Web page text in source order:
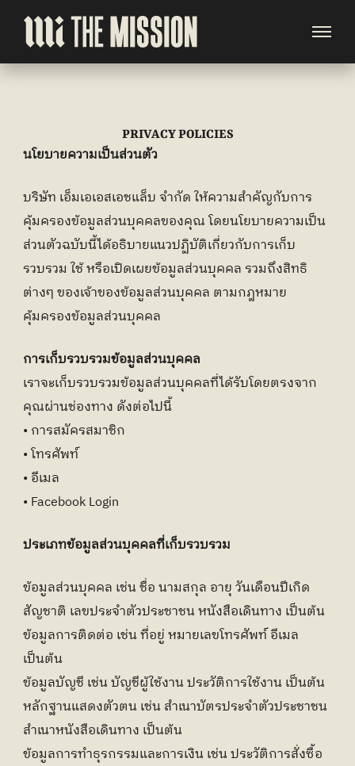
PRIVACY POLICIES
นโยบายความเป็นส่วนตัว
บริษัท เอ็มเอเอสเอชแล็บ จำกัด ให้ความสำคัญกับการ
คุ้มครองข้อมูลส่วนบุคคลของคุณ โดยนโยบายความเป็น
ส่วนตัวฉบับนี้ได้อธิบายแนวปฏิบัติเกี่ยวกับการเก็บ
รวบรวม ใช้ หรือเปิดเผยข้อมูลส่วนบุคคล รวมถึงสิทธิ
ต่างๆ ของเจ้าของข้อมูลส่วนบุคคล ตามกฎหมาย
คุ้มครองข้อมูลส่วนบุคคล
การเก็บรวบรวมข้อมูลส่วนบุคคล
เราจะเก็บรวบรวมข้อมูลส่วนบุคคลที่ได้รับโดยตรงจาก
คุณผ่านช่องทาง ดังต่อไปนี้
• การสมัครสมาชิก
• โทรศัพท์
• อีเมล
• Facebook Login
ประเภทข้อมูลส่วนบุคคลที่เก็บรวบรวม
ข้อมูลส่วนบุคคล เช่น ชื่อ นามสกุล อายุ วันเดือนปีเกิด
สัญชาติ เลขประจำตัวประชาชน หนังสือเดินทาง เป็นต้น
ข้อมูลการติดต่อ เช่น ที่อยู่ หมายเลขโทรศัพท์ อีเมล
เป็นต้น
ข้อมูลบัญชี เช่น บัญชีผู้ใช้งาน ประวัติการใช้งาน เป็นต้น
หลักฐานแสดงตัวตน เช่น สำเนาบัตรประจำตัวประชาชน
สำเนาหนังสือเดินทาง เป็นต้น
ข้อมูลการทำธุรกรรมและการเงิน เช่น ประวัติการสั่งซื้อ